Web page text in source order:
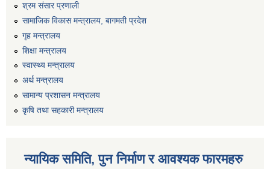
श्रम संसार प्रणाली
सामाजिक विकास मन्त्रालय, बागमती प्रदेश
गृह मन्त्रालय
शिक्षा मन्त्रालय
स्वास्थ्य मन्त्रालय
अर्थ मन्त्रालय
सामान्य प्रशासन मन्त्रालय
कृषि तथा सहकारी मन्त्रालय
न्यायिक समिति, पुन निर्माण र आवश्यक फारमहरु